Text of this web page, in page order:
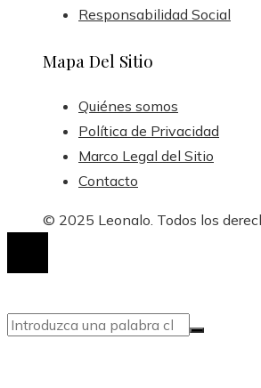
Responsabilidad Social
Mapa Del Sitio
Quiénes somos
Política de Privacidad
Marco Legal del Sitio
Contacto
© 2025 Leonalo. Todos los